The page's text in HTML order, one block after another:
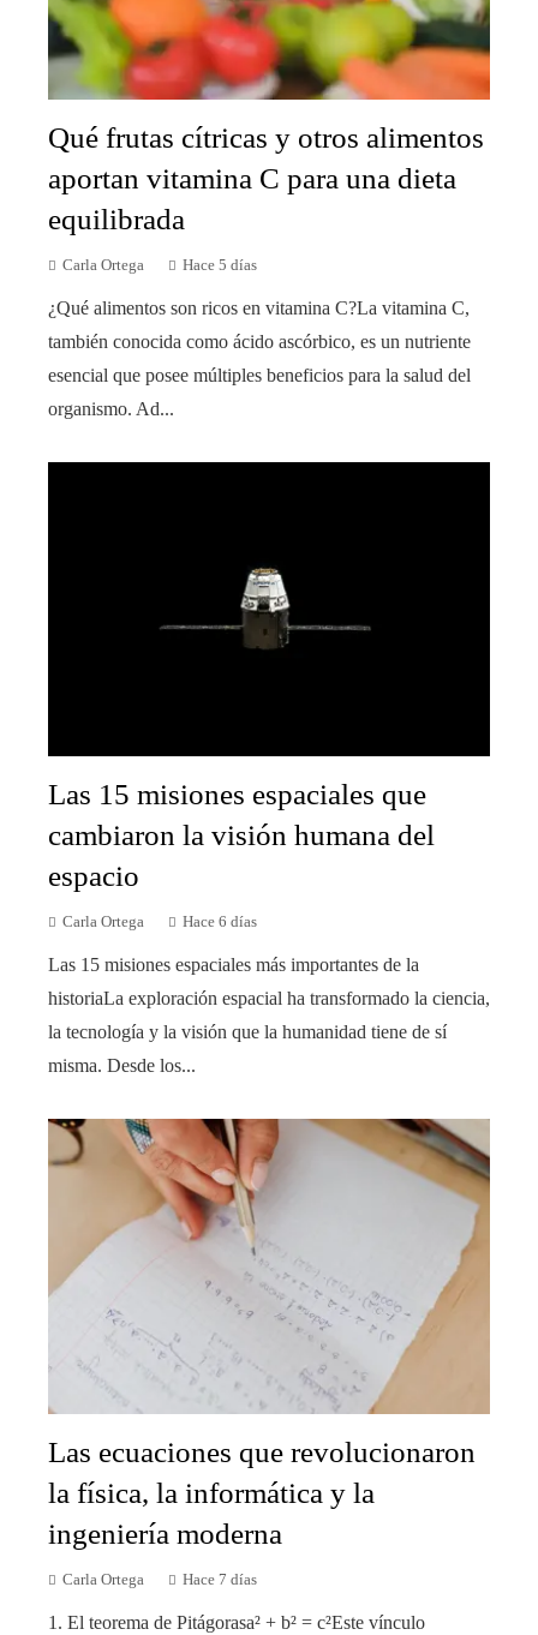
Qué frutas cítricas y otros alimentos
aportan vitamina C para una dieta
equilibrada
Carla Ortega Hace 5 días
¿Qué alimentos son ricos en vitamina C?La vitamina C,
también conocida como ácido ascórbico, es un nutriente
esencial que posee múltiples beneficios para la salud del
organismo. Ad...
Las 15 misiones espaciales que
cambiaron la visión humana del
espacio
Carla Ortega Hace 6 días
Las 15 misiones espaciales más importantes de la
historiaLa exploración espacial ha transformado la ciencia,
la tecnología y la visión que la humanidad tiene de sí
misma. Desde los...
Las ecuaciones que revolucionaron
la física, la informática y la
ingeniería moderna
Carla Ortega Hace 7 días
1. El teorema de Pitágorasa² + b² = c²Este vínculo